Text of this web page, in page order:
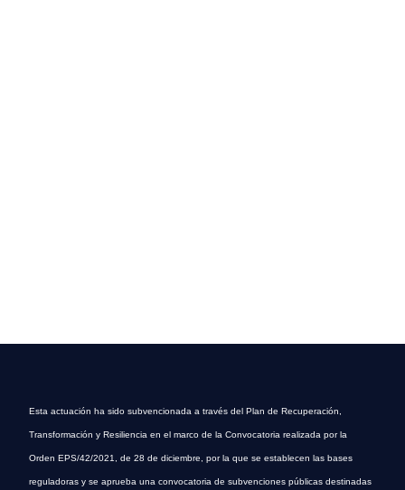
Esta actuación ha sido subvencionada a través del Plan de Recuperación,
Transformación y Resiliencia en el marco de la Convocatoria realizada por la
Orden EPS/42/2021, de 28 de diciembre, por la que se establecen las bases
reguladoras y se aprueba una convocatoria de subvenciones públicas destinadas